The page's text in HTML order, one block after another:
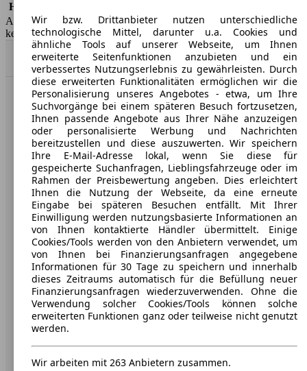
HSN/TSN
AutoScout24 GmbH übernimmt für die Richtigkeit der Angaben
keine Gewähr.
Nach Oben
AutoScout24: Europaweit der größte Online-Automarkt.
Unternehmen
Über AutoScout24
Presse
Karriere
Werbung
AGB
Datenschutz
Impressum
Erklärung zur Barrierefreiheit
Service
Wir bzw. Drittanbieter nutzen unterschiedliche
technologische Mittel, darunter u.a. Cookies und
ähnliche Tools auf unserer Webseite, um Ihnen
erweiterte Seitenfunktionen anzubieten und ein
verbessertes Nutzungserlebnis zu gewährleisten. Durch
diese erweiterten Funktionalitäten ermöglichen wir die
Personalisierung unseres Angebotes - etwa, um Ihre
Suchvorgänge bei einem späteren Besuch fortzusetzen,
Ihnen passende Angebote aus Ihrer Nähe anzuzeigen
oder personalisierte Werbung und Nachrichten
bereitzustellen und diese auszuwerten. Wir speichern
Ihre E-Mail-Adresse lokal, wenn Sie diese für
gespeicherte Suchanfragen, Lieblingsfahrzeuge oder im
Rahmen der Preisbewertung angeben. Dies erleichtert
Ihnen die Nutzung der Webseite, da eine erneute
Eingabe bei späteren Besuchen entfällt. Mit Ihrer
Einwilligung werden nutzungsbasierte Informationen an
von Ihnen kontaktierte Händler übermittelt. Einige
Cookies/Tools werden von den Anbietern verwendet, um
von Ihnen bei Finanzierungsanfragen angegebene
Informationen für 30 Tage zu speichern und innerhalb
dieses Zeitraums automatisch für die Befüllung neuer
Finanzierungsanfragen wiederzuverwenden. Ohne die
Verwendung solcher Cookies/Tools können solche
erweiterten Funktionen ganz oder teilweise nicht genutzt
werden.
Wir arbeiten mit 263 Anbietern zusammen.